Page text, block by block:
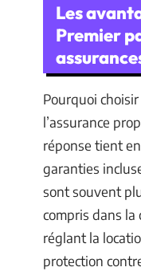
Les
Premier
Pourquoi
l’assurance
réponse tient
garanties
sont souvent
compris dans la
réglant la
protection